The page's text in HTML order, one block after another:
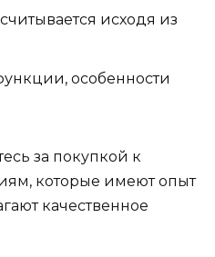
исходя из
особенности
за покупкой к
которые имеют опыт
качественное